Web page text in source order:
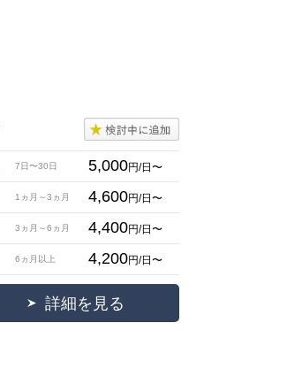
7日〜30日 5,000円/日〜
1ヵ月～3ヵ月 4,600円/日〜
3ヵ月～6ヵ月 4,400円/日〜
6ヵ月以上 4,200円/日〜
詳細を見る